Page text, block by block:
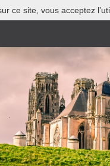
ce site, vous acceptez